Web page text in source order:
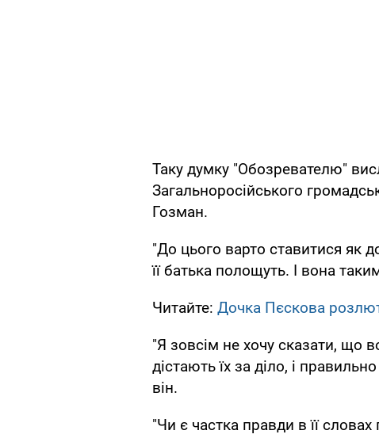
Таку думку "Обозревателю"
Загальноросійського
Гозман.
"До цього варто ставитися як
її батька полощуть. І вона
Читайте: Дочка Пєскова
"Я зовсім не хочу сказати, що
дістають їх за діло, і
він.
"Чи є частка правди в її